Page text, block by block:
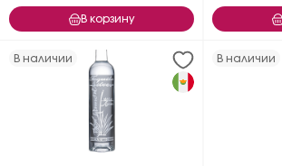
В корзину
В наличии В наличии